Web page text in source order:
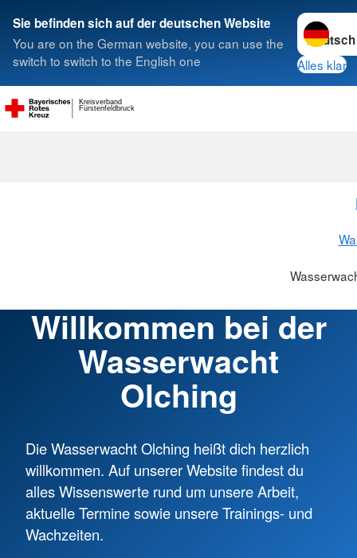
Sie befinden sich auf der deutschen Website
You are on the German website, you can use the
switch to switch to the English one
Sprache
Alles klar
Fürstenfeldbruck
Kreisverband
Suche
Willkommen bei der
Wasserwacht
Olching
Die Wasserwacht Olching heißt dich herzlich
willkommen. Auf unserer Website findest du
alles Wissenswerte rund um unsere Arbeit,
aktuelle Termine sowie unsere Trainings- und
Wachzeiten.